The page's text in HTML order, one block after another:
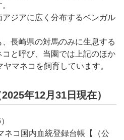
ジアに広く分布するベンガル
長崎県の対馬のみに生息する
と呼び、当園では上記のほか
マネコを飼育しています。
年12月31日現在）
ネコ国内血統登録台帳【（公